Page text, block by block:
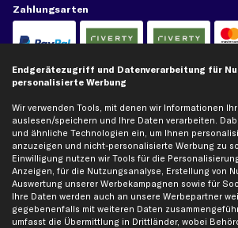
Zahlungsarten
Versand
Endgerätezugriff und Datenverarbeitung für
personalisierte Werbung
Wir verwenden Tools, mit denen wir Informationen
auslesen/speichern und Ihre Daten verarbeiten.
und ähnliche Technologien ein, um Ihnen
anzuzeigen und nicht-personalisierte Werbung zu
Einwilligung nutzen wir Tools für die
Anzeigen, für die Nutzungsanalyse, Erstellung von
Auswertung unserer Werbekampagnen sowie für
Ihre Daten werden auch an unsere Werbepartner
gegebenenfalls mit weiteren Daten
umfasst die Übermittlung in Drittländer, wobei